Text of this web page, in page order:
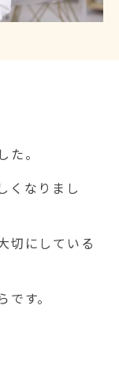
。
くなりまし
切にしている
す。